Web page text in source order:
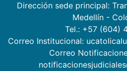
Dirección sede principal:
Medellín -
Tel.: +57 (604)
Correo Institucional:
Correo